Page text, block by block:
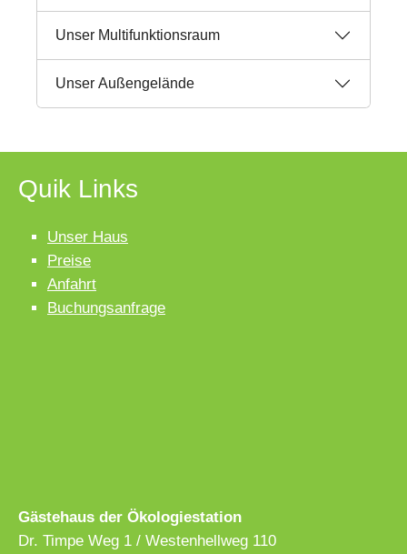
Unser Multifunktionsraum
Unser Außengelände
Quik Links
Unser Haus
Preise
Anfahrt
Buchungsanfrage
Gästehaus der Ökologiestation
Dr. Timpe Weg 1 / Westenhellweg 110